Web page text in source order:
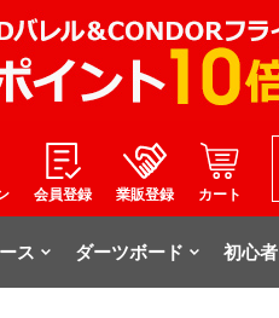
会員登録 業販登録 カート
ス ダーツボード 初心者